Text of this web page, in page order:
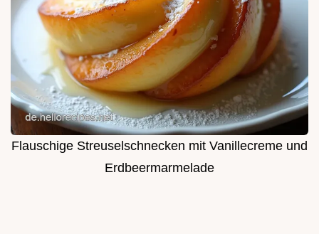
Flauschige Streuselschnecken mit Vanillecreme und
Erdbeermarmelade